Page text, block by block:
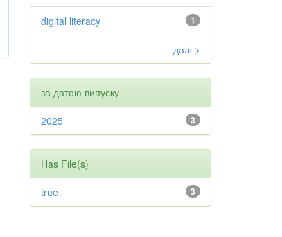
1
digital literacy
далі >
за датою випуску
3
2025
Has File(s)
3
true